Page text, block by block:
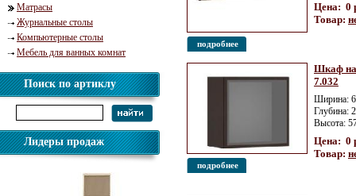
Матрасы
Журнальные столы
Компьютерные столы
Мебель для ванных комнат
Поиск по артиклу
Лидеры продаж
подробнее
Цена: 0
Товар:
подробнее
Шкаф
7.032
Ширина:
Глубина:
Высота:
Цена: 0
Товар: